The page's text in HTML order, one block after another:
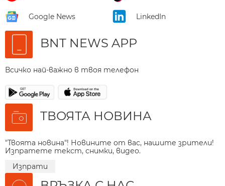
Google News LinkedIn
BNT NEWS APP
Всичко най-важно в твоя телефон
ТВОЯТА НОВИНА
"Твоята новина"! Новините от вас, нашите зрители!
Изпратете текст, снимки, видео.
Изпрати